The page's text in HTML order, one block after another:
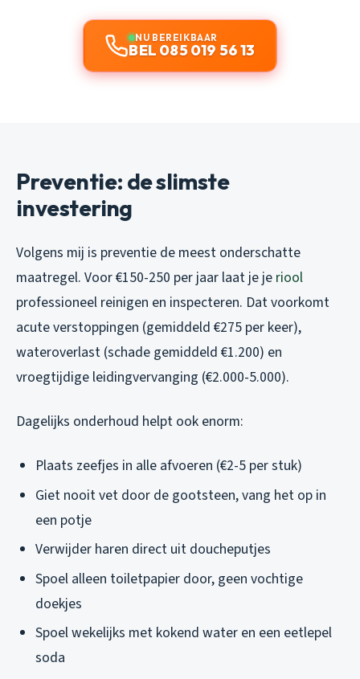
NU BEREIKBAAR
BEL 085 019 56 13
Preventie: de slimste
investering
Volgens mij is preventie de meest onderschatte
maatregel. Voor €150-250 per jaar laat je je riool
professioneel reinigen en inspecteren. Dat voorkomt
acute verstoppingen (gemiddeld €275 per keer),
wateroverlast (schade gemiddeld €1.200) en
vroegtijdige leidingvervanging (€2.000-5.000).
Dagelijks onderhoud helpt ook enorm:
Plaats zeefjes in alle afvoeren (€2-5 per stuk)
Giet nooit vet door de gootsteen, vang het op in
een potje
Verwijder haren direct uit doucheputjes
Spoel alleen toiletpapier door, geen vochtige
doekjes
Spoel wekelijks met kokend water en een eetlepel
soda